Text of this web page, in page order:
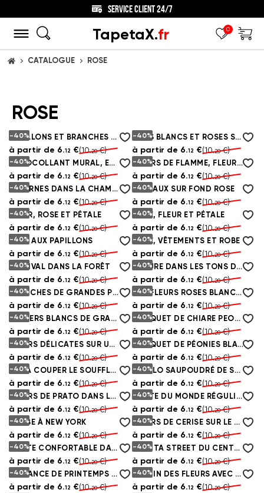
SERVICE CLIENT 24/7
TapetaX.fr 0
ACCUEILCATALOGUE ROSE
ROSE
-40% PAPILLONS ET BRANCHES DE PEONIAS ROSES
à partir de 6.12 €(10.20€)
-40% BUDS BLANCS ET ROSES SUR FOND DE BRIQUES
à partir de 6.12 €(10.20€)
-40% AUTOCOLLANT MURAL, ENTRÉE ET MUR
à partir de 6.12 €(10.20€)
-40% FLEURS DE FLAMME, FLEURS ET ART CONTEMPORAIN
à partir de 6.12 €(10.20€)
-40% LICORNES DANS LA CHAMBRE DES ENFANTS
à partir de 6.12 €(10.20€)
-40%
ANIMAUX SUR FOND ROSE
à partir de 6.12 €(10.20€)
-40%
FLEUR, ROSE ET PÉTALE
à partir de 6.12 €(10.20€)
-40%
ROSE, FLEUR ET PÉTALE
à partir de 6.12 €(10.20€)
-40%
FILLE AUX PAPILLONS
à partir de 6.12 €(10.20€)
-40%
ROSE, VÊTEMENTS ET ROBE
à partir de 6.12 €(10.20€)
-40%
FESTIVAL DANS LA FORÊT
à partir de 6.12 €(10.20€)
-40% NATURE DANS LES TONS DU ROSE
à partir de 6.12 €(10.20€)
-40% BRANCHES DE GRANDES PIVOINES ROSES
à partir de 6.12 €(10.20€)
-40% DES FLEURS ROSES BLANCHES PENDENT
à partir de 6.12 €(10.20€)
-40% LEADERS BLANCS DE GRANDES FLEURS
à partir de 6.12 €(10.20€)
-40% BOUQUET DE CHIARE PEONIE
à partir de 6.12 €(10.20€)
-40% FLEURS DÉLICATES SUR UN FOND CLAIR
à partir de 6.12 €(10.20€)
-40% BOUQUET DE PÉONIES BLANCHES ET ROUGES DÉLICATES
à partir de 6.12 €(10.20€)
-40% VUE À COUPER LE SOUFFLE DE LA TOUR EIFFEL
à partir de 6.12 €(10.20€)
-40% VICOLO SAUPOUDRÉ DE SAKURA ROSA
à partir de 6.12 €(10.20€)
-40% FLEURS DE PRATO DANS LE CIEL NOCTURNE
à partir de 6.12 €(10.20€)
-40% CARTE DU MONDE RÉGULIÈRE AUX COULEURS ROSES
à partir de 6.12 €(10.20€)
-40%
L'AUBE À NEW YORK
à partir de 6.12 €(10.20€)
-40% FLEURS DE CERISE SUR LE FOND DE LA TOUR EIFFEL
à partir de 6.12 €(10.20€)
-40% ROUTE CONFORTABLE DANS LA PROVENCE
à partir de 6.12 €(10.20€)
-40% FIORITA STREET DU CENTRE HISTORIQUE
à partir de 6.12 €(10.20€)
-40% ROMANCE DE PRINTEMPS PRÈS DE LA TOUR EIFFEL
à partir de 6.12 €(10.20€)
-40% JARDIN DES FLEURS AVEC DES PAPILLONS
à partir de 6.12 €(10.20€)